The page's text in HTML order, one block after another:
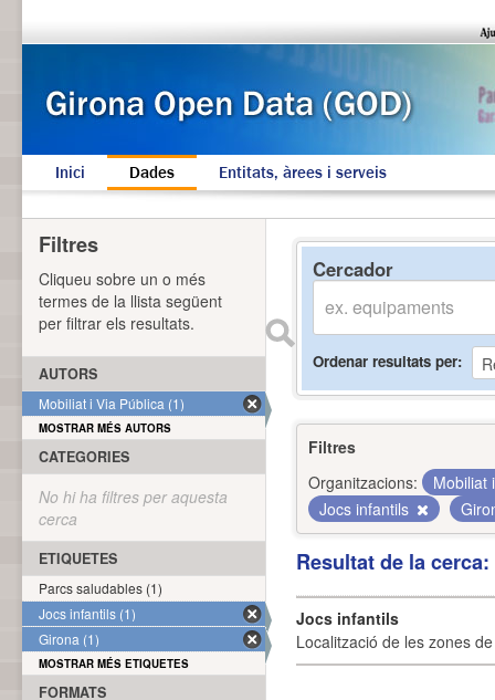
Inici Dades Entitats, àrees i serveis
Cercador
Ordenar resultats per
Filtres
Organitzacions:
Mobiliat
Jocs infantils
Resultat de la
Jocs infantils
Localització de les zones
Filtres
Cliqueu sobre un o més
termes de la llista següent
per filtrar els resultats.
AUTORS
Mobiliat i Via Pública (1)
MOSTRAR MÉS AUTORS
CATEGORIES
No hi ha filtres per aquesta
cerca
ETIQUETES
Parcs saludables (1)
Jocs infantils (1)
Girona (1)
MOSTRAR MÉS ETIQUETES
FORMATS